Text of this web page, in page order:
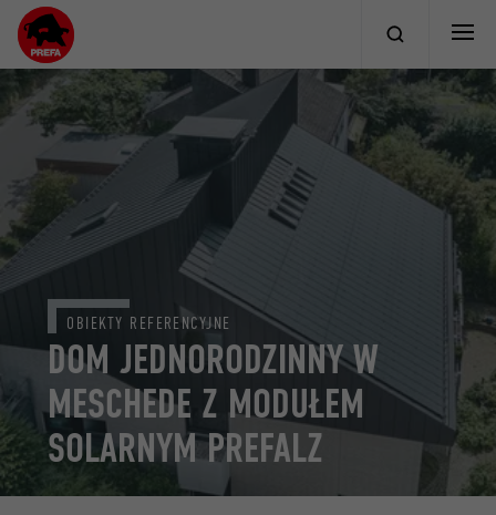
DOM JEDNORODZINNY W
MESCHEDE Z MODUŁEM
SOLARNYM PREFALZ
OBIEKTY REFERENCYJNE